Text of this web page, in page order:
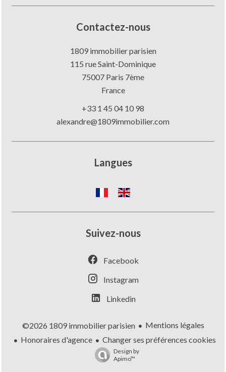
Contactez-nous
1809 immobilier parisien
115 rue Saint-Dominique
75007 Paris 7ème
France
+33 1 45 04 10 98
alexandre@1809immobilier.com
Langues
Suivez-nous
Facebook
Instagram
Linkedin
©2026 1809 immobilier parisien
Mentions légales
Honoraires d'agence
Changer ses préférences cookies
Design by
Apimo™